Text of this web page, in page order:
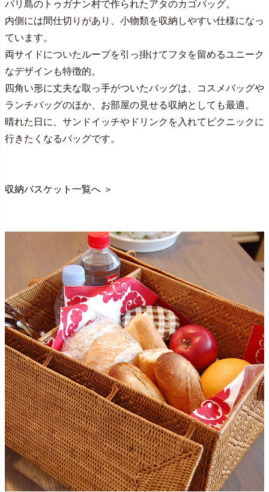
バリ島のトゥガナン村で作られたアタのカゴバッグ。
内側には間仕切りがあり、小物類を収納しやすい仕様になっ
ています。
両サイドについたループを引っ掛けてフタを留めるユニーク
なデザインも特徴的。
四角い形に丈夫な取っ手がついたバッグは、コスメバッグや
ランチバッグのほか、お部屋の見せる収納としても最適。
晴れた日に、サンドイッチやドリンクを入れてピクニックに
行きたくなるバッグです。
収納バスケット一覧へ ＞